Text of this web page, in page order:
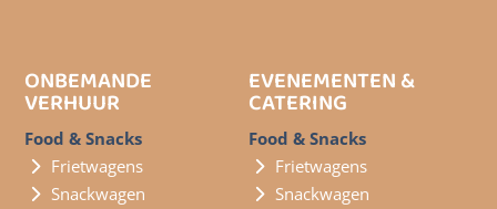
ONBEMANDE
VERHUUR
Food & Snacks
Frietwagens
Snackwagen
EVENEMENTEN &
CATERING
Food & Snacks
Frietwagens
Snackwagen